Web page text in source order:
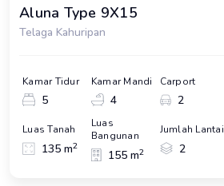
Aluna Type 9X15
Telaga Kahuripan
Kamar Tidur
5
Kamar Mandi
4
Carport
2
Luas Tanah
135 m2
Luas
Bangunan
155 m2
Jumlah Lantai
2